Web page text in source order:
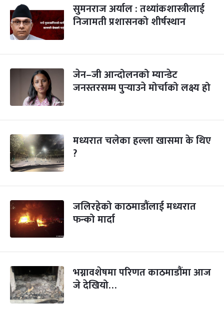
सुमनराज अर्याल : तथ्यांकशास्त्रीलाई
निजामती प्रशासनको शीर्षस्थान
जेन–जी आन्दोलनको म्यान्डेट
जनस्तरसम्म पुर्‍याउने मोर्चाको लक्ष्य हो
मध्यरात चलेका हल्ला खासमा के थिए
?
जलिरहेको काठमाडौंलाई मध्यरात
फन्को मार्दा
भग्नावशेषमा परिणत काठमाडौंमा आज
जे देखियो…